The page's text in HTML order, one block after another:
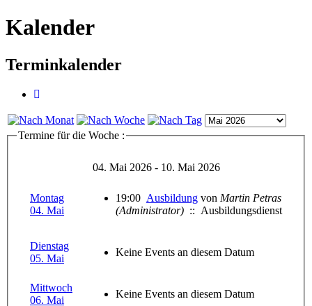
Kalender
Terminkalender
Termine für die Woche :
04. Mai 2026 - 10. Mai 2026
Montag
04. Mai
19:00 Ausbildung von Martin Petras
(Administrator) :: Ausbildungsdienst
Dienstag
05. Mai
Keine Events an diesem Datum
Mittwoch
06. Mai
Keine Events an diesem Datum